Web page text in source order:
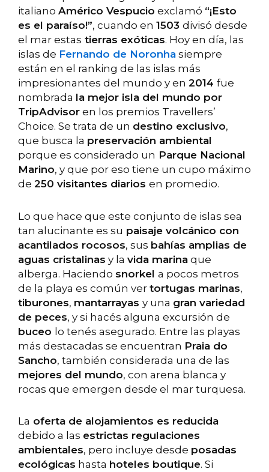
italiano Américo Vespucio exclamó “¡Esto
es el paraíso!”, cuando en 1503 divisó desde
el mar estas tierras exóticas. Hoy en día, las
islas de Fernando de Noronha siempre
están en el ranking de las islas más
impresionantes del mundo y en 2014 fue
nombrada la mejor isla del mundo por
TripAdvisor en los premios Travellers’
Choice. Se trata de un destino exclusivo,
que busca la preservación ambiental
porque es considerado un Parque Nacional
Marino, y que por eso tiene un cupo máximo
de 250 visitantes diarios en promedio.
Lo que hace que este conjunto de islas sea
tan alucinante es su paisaje volcánico con
acantilados rocosos, sus bahías amplias de
aguas cristalinas y la vida marina que
alberga. Haciendo snorkel a pocos metros
de la playa es común ver tortugas marinas,
tiburones, mantarrayas y una gran variedad
de peces, y si hacés alguna excursión de
buceo lo tenés asegurado. Entre las playas
más destacadas se encuentran Praia do
Sancho, también considerada una de las
mejores del mundo, con arena blanca y
rocas que emergen desde el mar turquesa.
La oferta de alojamientos es reducida
debido a las estrictas regulaciones
ambientales, pero incluye desde posadas
ecológicas hasta hoteles boutique. Si